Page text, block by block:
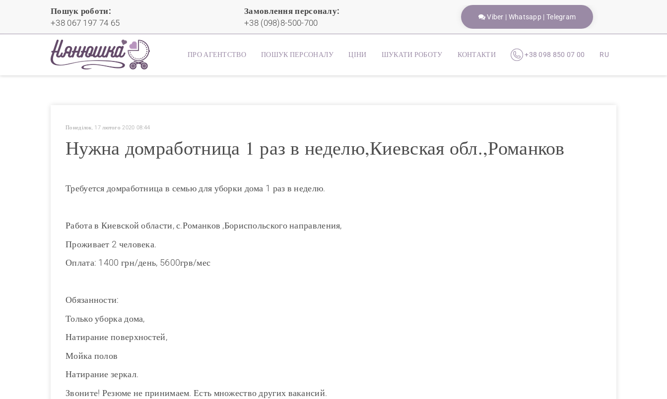
Пошук роботи:
+38 067 197 74 65
Замовлення персоналу:
+38 (098)8-500-700
Viber | Whatsapp | Telegram
ПРО АГЕНТСТВО ПОШУК ПЕРСОНАЛУ ЦІНИ ШУКАТИ РОБОТУ КОНТАКТИ +38 098 850 07 00 RU
Понеділок, 17 лютого 2020 08:44
Нужна домработница 1 раз в неделю,Киевская обл.,Романков
Требуется домработница в семью для уборки дома 1 раз в неделю.
Работа в Киевской области, с.Романков ,Бориспольского направления,
Проживает 2 человека.
Оплата: 1400 грн/день, 5600грв/мес
Обязанности:
Только уборка дома,
Натирание поверхностей,
Мойка полов
Натирание зеркал.
Звоните! Резюме не принимаем. Есть множество других вакансий.